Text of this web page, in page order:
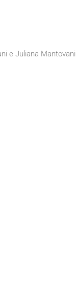
e Juliana